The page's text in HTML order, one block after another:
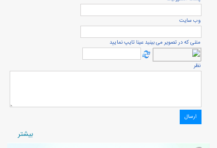
وب سایت
متنی که در تصویر می بینید عینا تایپ نمایید
نظر
بيشتر